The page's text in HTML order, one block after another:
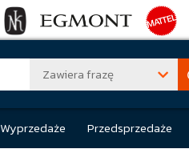
Zawiera frazę
Wyprzedaże Przedsprzedaże